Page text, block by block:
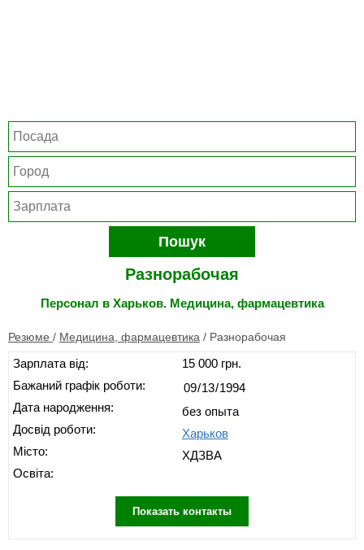
Пошук
Разнорабочая
Персонал в Харьков. Медицина, фармацевтика
Резюме / Медицина, фармацевтика / Разнорабочая
Зарплата від:
Бажаний графік роботи:
Дата народження:
Досвід роботи:
Місто:
Освіта:
15 000 грн.
без опыта
Харьков
ХДЗВА
Показать контакты